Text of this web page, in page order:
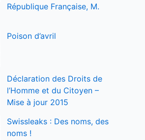
République Française, M.
Poison d’avril
Déclaration des Droits de
l’Homme et du Citoyen –
Mise à jour 2015
Swissleaks : Des noms, des
noms !